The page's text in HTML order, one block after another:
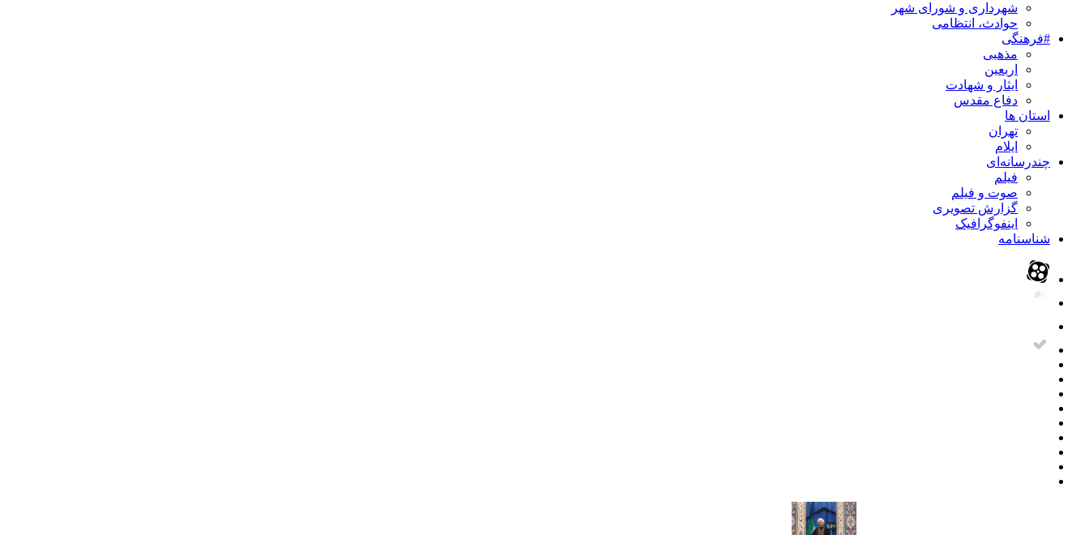
شهرداری و شورای شهر
حوادث، انتظامی
#فرهنگی
مذهبی
اربعین
ایثار و شهادت
دفاع مقدس
استان ها
تهران
ایلام
چندرسانه‌ای
فیلم
صوت و فیلم
گزارش تصویری
اینفوگرافیک
شناسنامه